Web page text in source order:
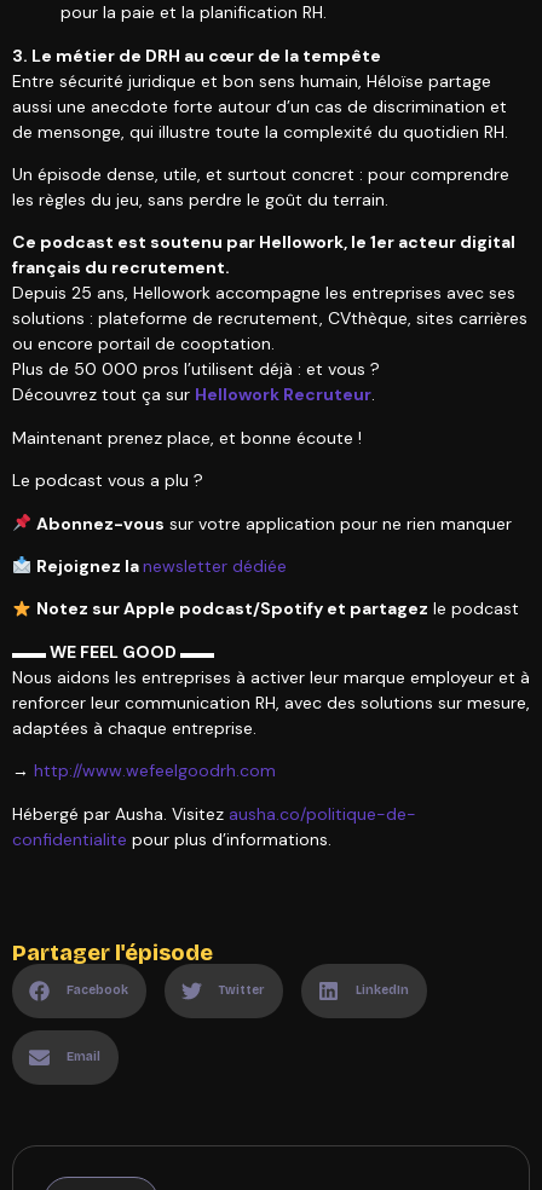
pour la paie et la planification RH.
3. Le métier de DRH au cœur de la tempête
Entre sécurité juridique et bon sens humain, Héloïse partage
aussi une anecdote forte autour d’un cas de discrimination et
de mensonge, qui illustre toute la complexité du quotidien RH.
Un épisode dense, utile, et surtout concret : pour comprendre
les règles du jeu, sans perdre le goût du terrain.
Ce podcast est soutenu par Hellowork, le 1er acteur digital
français du recrutement.
Depuis 25 ans, Hellowork accompagne les entreprises avec ses
solutions : plateforme de recrutement, CVthèque, sites carrières
ou encore portail de cooptation.
Plus de 50 000 pros l’utilisent déjà : et vous ?
Découvrez tout ça sur Hellowork Recruteur.
Maintenant prenez place, et bonne écoute !
Le podcast vous a plu ?
Abonnez-vous sur votre application pour ne rien manquer
Rejoignez lanewsletter dédiée
Notez sur Apple podcast/Spotify et partagez le podcast
▬▬ WE FEEL GOOD ▬▬
Nous aidons les entreprises à activer leur marque employeur et à
renforcer leur communication RH, avec des solutions sur mesure,
adaptées à chaque entreprise.
→ http://www.wefeelgoodrh.com
Hébergé par Ausha. Visitez ausha.co/politique-de-
confidentialite pour plus d’informations.
Partager l'épisode
Facebook Twitter LinkedIn
Email